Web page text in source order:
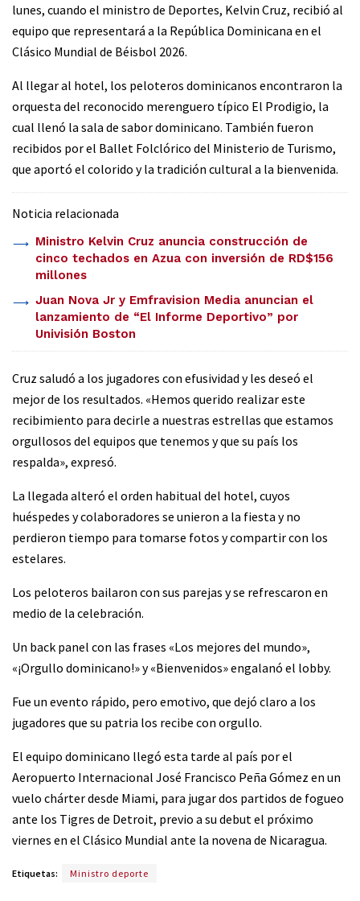
lunes, cuando el ministro de Deportes, Kelvin Cruz, recibió al
equipo que representará a la República Dominicana en el
Clásico Mundial de Béisbol 2026.
Al llegar al hotel, los peloteros dominicanos encontraron la
orquesta del reconocido merenguero típico El Prodigio, la
cual llenó la sala de sabor dominicano. También fueron
recibidos por el Ballet Folclórico del Ministerio de Turismo,
que aportó el colorido y la tradición cultural a la bienvenida.
Noticia relacionada
Ministro Kelvin Cruz anuncia construcción de
cinco techados en Azua con inversión de RD$156
millones
Juan Nova Jr y Emfravision Media anuncian el
lanzamiento de “El Informe Deportivo” por
Univisión Boston
Cruz saludó a los jugadores con efusividad y les deseó el
mejor de los resultados. «Hemos querido realizar este
recibimiento para decirle a nuestras estrellas que estamos
orgullosos del equipos que tenemos y que su país los
respalda», expresó.
La llegada alteró el orden habitual del hotel, cuyos
huéspedes y colaboradores se unieron a la fiesta y no
perdieron tiempo para tomarse fotos y compartir con los
estelares.
Los peloteros bailaron con sus parejas y se refrescaron en
medio de la celebración.
Un back panel con las frases «Los mejores del mundo»,
«¡Orgullo dominicano!» y «Bienvenidos» engalanó el lobby.
Fue un evento rápido, pero emotivo, que dejó claro a los
jugadores que su patria los recibe con orgullo.
El equipo dominicano llegó esta tarde al país por el
Aeropuerto Internacional José Francisco Peña Gómez en un
vuelo chárter desde Miami, para jugar dos partidos de fogueo
ante los Tigres de Detroit, previo a su debut el próximo
viernes en el Clásico Mundial ante la novena de Nicaragua.
Etiquetas: Ministro deporte